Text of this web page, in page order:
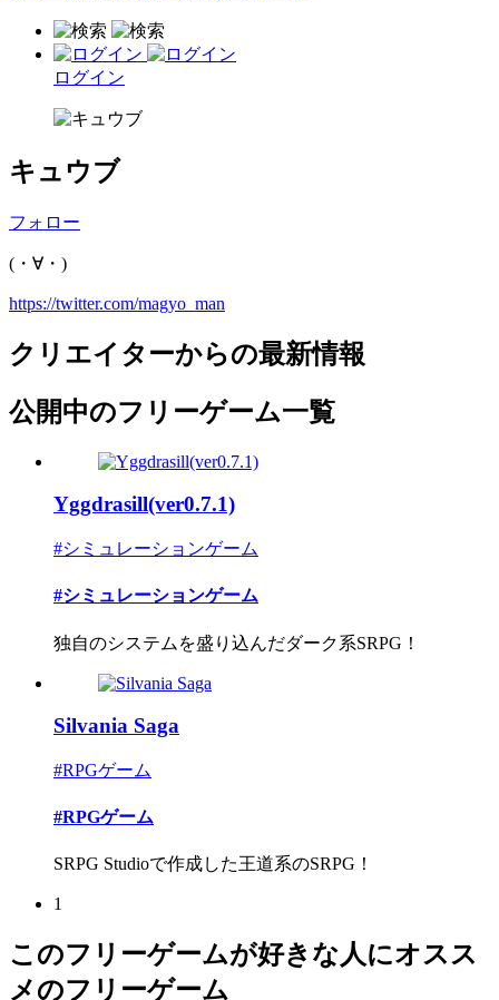
ログイン
キュウブ
フォロー
(・∀・)
https://twitter.com/magyo_man
クリエイターからの最新情報
公開中のフリーゲーム一覧
Yggdrasill(ver0.7.1)
#シミュレーションゲーム
#シミュレーションゲーム
独自のシステムを盛り込んだダーク系SRPG！
Silvania Saga
#RPGゲーム
#RPGゲーム
SRPG Studioで作成した王道系のSRPG！
1
このフリーゲームが好きな人にオスス
メのフリーゲーム